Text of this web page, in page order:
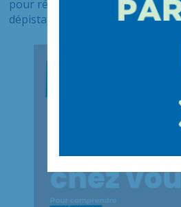
pour répondre à toutes vos
dépistage.